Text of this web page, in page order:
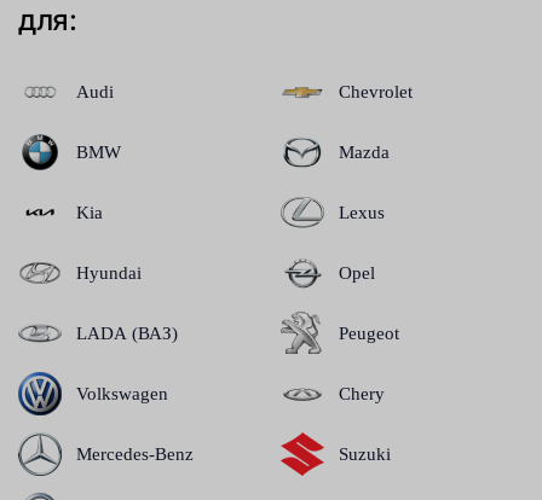
для:
Audi
BMW
Kia
Hyundai
LADA (ВАЗ)
Volkswagen
Mercedes-Benz
Chevrolet
Mazda
Lexus
Opel
Peugeot
Chery
Suzuki